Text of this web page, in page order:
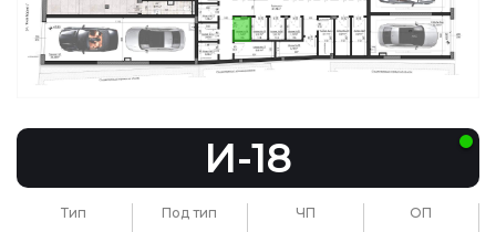
И-18
Тип
Под тип
ЧП
ОП